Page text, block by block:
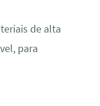
de alta
para